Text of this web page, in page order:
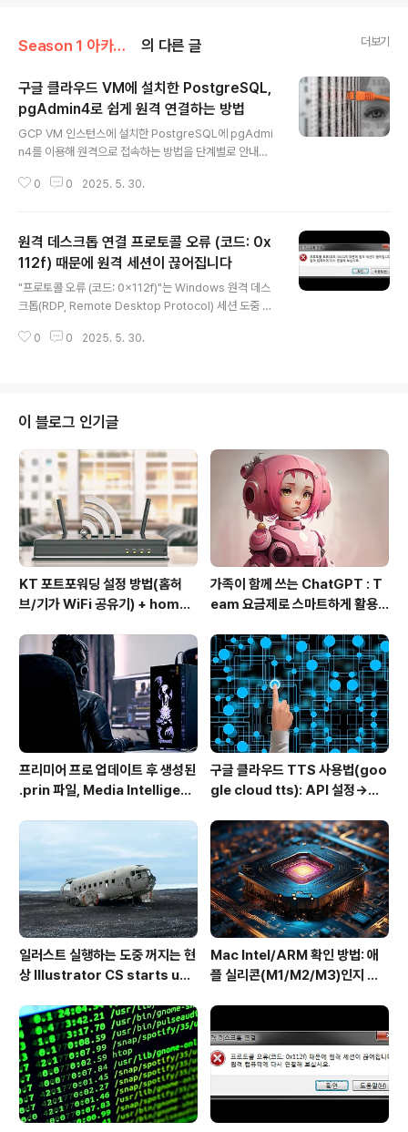
Season 1 아카이브 의 다른 글 더보기
구글 클라우드 VM에 설치한 PostgreSQL,
pgAdmin4로 쉽게 원격 연결하는 방법
GCP VM 인스턴스에 설치한 PostgreSQL에 pgAdmi
n4를 이용해 원격으로 접속하는 방법을 단계별로 안내합
내 PostgreSQL 에 접근해본다. 먼저 pgAdmin4 는 다
설치 후 해당 아이콘을 클릭하면 웹브라우저가 열리면서
다음 페이지로 이동한다. 여기서 Server > Create > Se
rver 를 선택해서 postgreSQL 이 선택된 서버를 추가한
다. 해당 서버의 이름을 입력하고, Connection 탭에서 다
음의 정보를 입력한다. Host: Port: 5432Maintenance
..
0 0 2025. 5. 30.
원격 데스크톱 연결 프로토콜 오류 (코드: 0x
112f) 때문에 원격 세션이 끊어집니다
"프로토콜 오류 (코드: 0x112f)"는 Windows 원격 데스
크톱(RDP, Remote Desktop Protocol) 세션 도중 발
버 간의 RDP 프로토콜 처리 과정에서 문제가 생겼을 때 세
해 RDP 패킷이 손상되었을 가능성. 2. RDP 버전/암호화
방식 불일치 * 클라이언트와 서버가 서로 호환되지 않는 R
DP 버전이나 암호화 방식을 사용하는 경우. 3. 그래픽 리
디렉션 오류 * 특히 GPU 가속(RemoteFX, AVC444
등) 사용..
0 0 2025. 5. 30.
이 블로그 인기글
KT 포트포워딩 설정 방법(홈허
브/기가 WiFi 공유기) + homeh
가족이 함께 쓰는 ChatGPT : T
eam 요금제로 스마트하게 활용
프리미어 프로 업데이트 후 생성된
.prin 파일, Media Intelligenc
구글 클라우드 TTS 사용법(goo
gle cloud tts): API 설정→음
일러스트 실행하는 도중 꺼지는 현
상 Illustrator CS starts up
ly
Mac Intel/ARM 확인 방법: 애
플 실리콘(M1/M2/M3)인지 인